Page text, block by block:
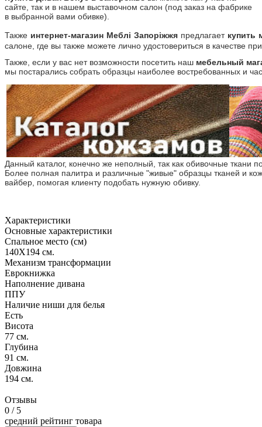
сайте, так и в нашем выставочном салон (под заказ на фабрике
в выбранной вами обивке).
Также интернет-магазин Меблі Запоріжжяпредлагает купить
салоне, где вы также можете лично удостовериться в качестве
Также, если у вас нет возможности посетить наш мебельный
мы постарались собрать образцы наиболее востребованных и
Данный каталог, конечно же неполный, так как обивочные ткани
Более полная палитра и различные "живые" образцы тканей и
вайбер, помогая клиенту подобать нужную обивку.
Характеристики
Основные характеристики
Спальное место (см)
140Х194 см.
Механизм трансформации
Еврокнижка
Наполнение дивана
ППУ
Наличие ниши для белья
Есть
Висота
77 см.
Глубина
91 см.
Довжина
194 см.
Отзывы
0 / 5
средний рейтинг товара